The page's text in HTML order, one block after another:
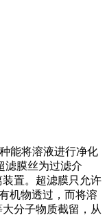
能将溶液进行净化
滤膜丝为过滤介
置。超滤膜只允许
机物透过，而将溶
分子物质截留，从